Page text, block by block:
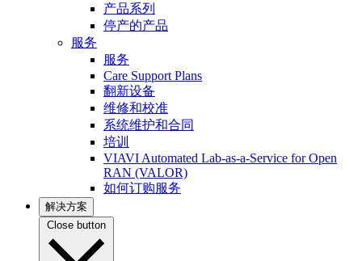
产品系列
停产的产品
服务
服务
Care Support Plans
翻新设备
维修和校准
系统维护和合同
培训
VIAVI Automated Lab-as-a-Service for Open
RAN (VALOR)
如何订购服务
解决方案
Close button